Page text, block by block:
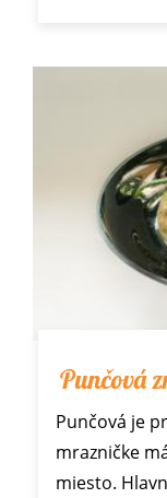
Punčová
Punčová je
mrazničke
miesto.